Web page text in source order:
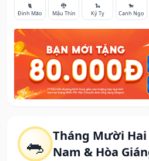
🐀 Tháng Mười
Nam & Hòa
🐈
Đinh Mão
🐉
Mậu Thìn
🐍
Kỷ Tỵ
🐎
Canh Ngọ